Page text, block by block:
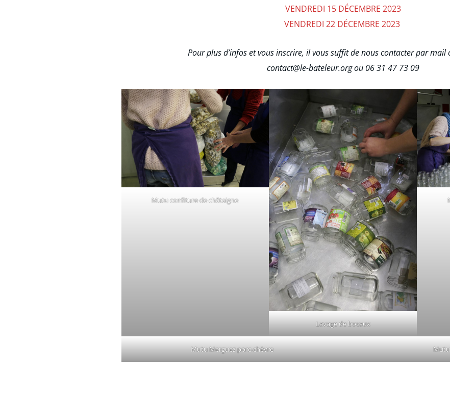
VENDREDI 15 DÉCEMBRE 2023
VENDREDI 22 DÉCEMBRE 2023
Pour plus d’infos et vous inscrire, il vous suffit de nous contacter par mail
contact@le-bateleur.org ou 06 31 47 73 09
Mutu confiture de châtaigne
Lavage de bocaux
Mutu Merguez porc-chèvre